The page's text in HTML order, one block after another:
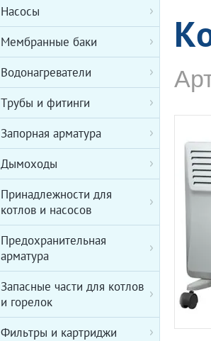
Насосы
Мембранные баки
Водонагреватели
Трубы и фитинги
Запорная арматура
Дымоходы
Принадлежности для
котлов и насосов
Предохранительная
арматура
Запасные части для котлов
и горелок
Фильтры и картриджи